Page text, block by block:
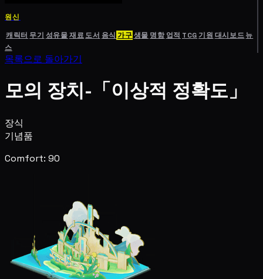
원신
캐릭터 무기 성유물재료도서 음식 가구생물 명함 업적 TCG기원 대시보드뉴
스
목록으로 돌아가기
모의 장치-「이상적 정확도」
장식
기념품
Comfort: 90